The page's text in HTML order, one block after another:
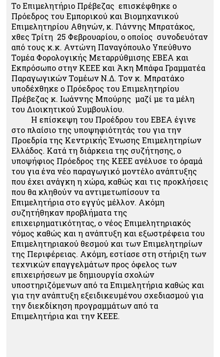
Το Επιμελητήριο Πρέβεζας επισκέφθηκε ο
Πρόεδρος του Εμπορικού και Βιομηχανικού
Επιμελητηρίου Αθηνών, κ. Γιάννης Μπρατάκος,
χθες Τρίτη 25 Φεβρουαρίου, ο οποίος συνοδευόταν
από τους κ.κ. Αντώνη Παναγόπουλο Υπεύθυνο
Τομέα Φορολογικής Μεταρρύθμισης ΕΒΕΑ και
Εκπρόσωπο στην ΚΕΕΕ και Άκη Μπάφα Γραμματέα
Παραγωγικών Τομέων Ν.Δ. Τον κ. Μπρατάκο
υποδέχθηκε ο Πρόεδρος του Επιμελητηρίου
Πρέβεζας κ. Ιωάννης Μπούρης μαζί με τα μέλη
του Διοικητικού Συμβουλίου.
Η επίσκεψη του Προέδρου του ΕΒΕΑ έγινε
στο πλαίσιο της υποψηφιότητάς του για την
Προεδρία της Κεντρικής Ένωσης Επιμελητηρίων
Ελλάδος. Κατά τη διάρκεια της συζήτησης, ο
υποψήφιος Πρόεδρος της ΚΕΕE ανέλυσε το όραμά
του για ένα νέο παραγωγικό μοντέλο ανάπτυξης
που έχει ανάγκη η χώρα, καθώς και τις προκλήσεις
που θα κληθούν να αντιμετωπίσουν τα
Επιμελητήρια στο εγγύς μέλλον. Ακόμη
συζητήθηκαν προβλήματα της
επιχειρηματικότητας, ο νέος Επιμελητηριακός
νόμος καθώς και η ανάπτυξη και εξωστρέφεια του
Επιμελητηριακού θεσμού και των Επιμελητηρίων
της Περιφέρειας. Ακόμη, εστίασε στη στήριξη των
τεχνικών επαγγελμάτων προς όφελος των
επιχειρήσεων με δημιουργία σχολών
υποστηριζόμενων από τα Επιμελητήρια καθώς και
για την ανάπτυξη εξειδικευμένου σχεδιασμού για
την διεκδίκηση προγραμμάτων από τα
Επιμελητήρια και την ΚΕΕΕ.